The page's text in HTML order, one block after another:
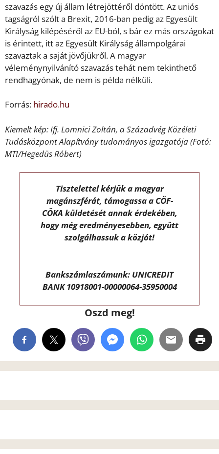
szavazás egy új állam létrejöttéről döntött. Az uniós
tagságról szólt a Brexit, 2016-ban pedig az Egyesült
Királyság kilépéséről az EU-ból, s bár ez más országokat
is érintett, itt az Egyesült Királyság állampolgárai
szavaztak a saját jövőjükről. A magyar
véleménynyilvánító szavazás tehát nem tekinthető
rendhagyónak, de nem is példa nélküli.
Forrás: hirado.hu
Kiemelt kép: Ifj. Lomnici Zoltán, a Századvég Közéleti
Tudásközpont Alapítvány tudományos igazgatója (Fotó:
MTI/Hegedüs Róbert)
Tisztelettel kérjük a magyar
magánszférát, támogassa a CÖF-
CÖKA küldetését annak érdekében,
hogy még eredményesebben, együtt
szolgálhassuk a közjót!
Bankszámlaszámunk: UNICREDIT
BANK 10918001-00000064-35950004
Oszd meg!